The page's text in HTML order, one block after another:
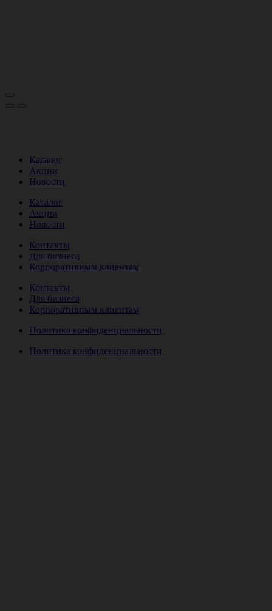
Каталог
Акции
Новости
Каталог
Акции
Новости
Контакты
Для бизнеса
Корпоративным клиентам
Контакты
Для бизнеса
Корпоративным клиентам
Политика конфиденциальности
Политика конфиденциальности